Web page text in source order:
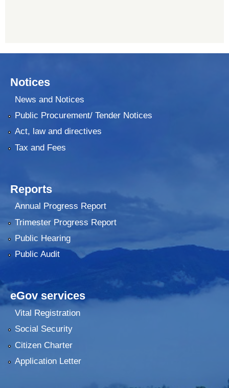
Notices
News and Notices
Public Procurement/ Tender Notices
Act, law and directives
Tax and Fees
Reports
Annual Progress Report
Trimester Progress Report
Public Hearing
Public Audit
eGov services
Vital Registration
Social Security
Citizen Charter
Application Letter